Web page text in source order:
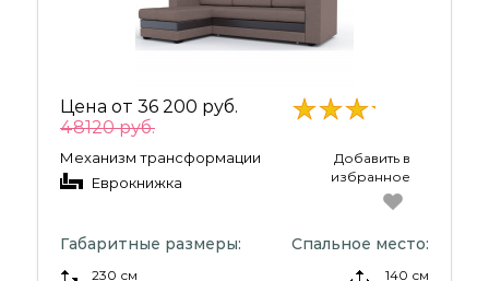
Цена от 36 200 руб.
48120 руб.
Механизм трансформации
Еврокнижка
Добавить в
избранное
Габаритные размеры:
230 см
Спальное место:
140 см